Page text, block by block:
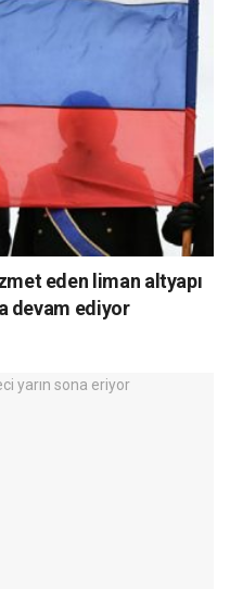
eden liman altyapı
devam ediyor